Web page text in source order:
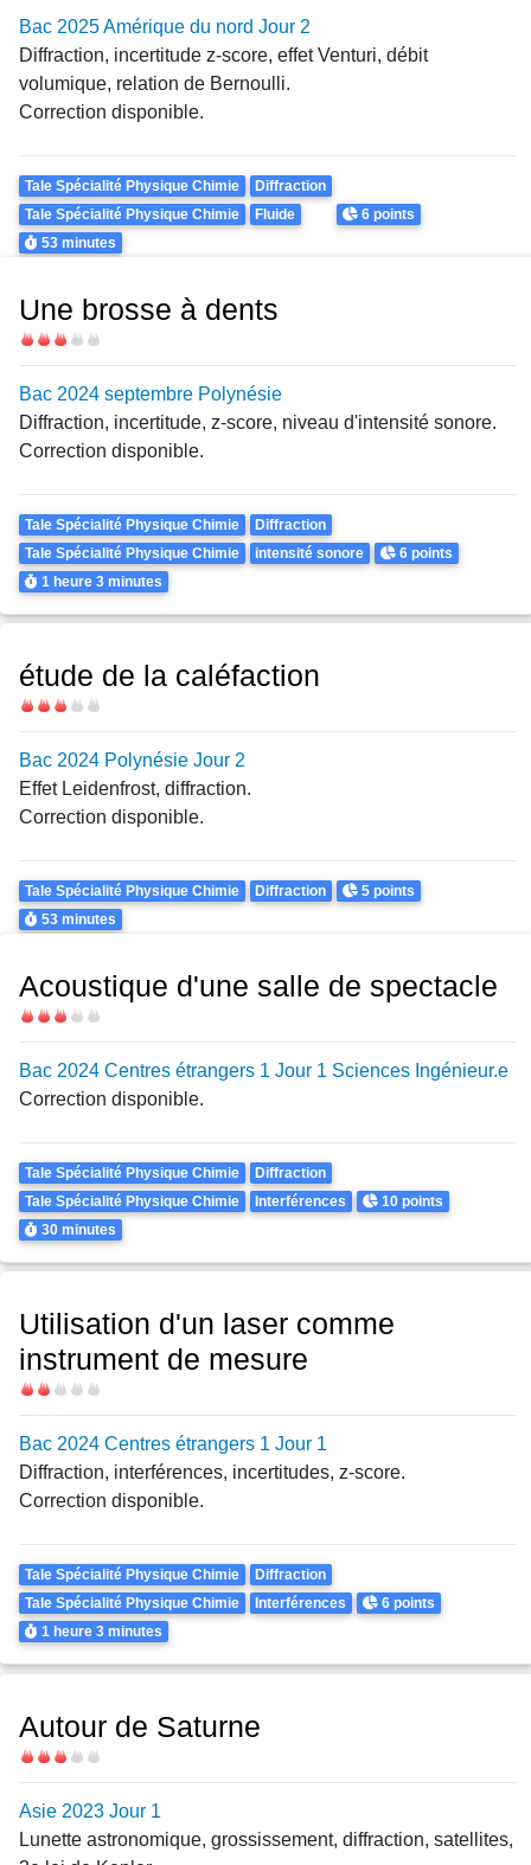
Bac 2025 Amérique du nord Jour 2
Diffraction, incertitude z-score, effet Venturi, débit
volumique, relation de Bernoulli.
Correction disponible.
Theme
Tale Spécialité Physique Chimie
Diffraction
Tale Spécialité Physique Chimie
Fluide Points
6 points
Durée
53 minutes
Une brosse à dents
Difficulté
Bac 2024 septembre Polynésie
Diffraction, incertitude, z-score, niveau d'intensité sonore.
Correction disponible.
Theme
Tale Spécialité Physique Chimie
Diffraction
Tale Spécialité Physique Chimie
intensité sonore Points
6 points
Durée
1 heure 3 minutes
étude de la caléfaction
Difficulté
Bac 2024 Polynésie Jour 2
Effet Leidenfrost, diffraction.
Correction disponible.
Theme
Tale Spécialité Physique Chimie Diffraction Points
5 points
Durée
53 minutes
Acoustique d'une salle de spectacle
Difficulté
Bac 2024 Centres étrangers 1 Jour 1 Sciences Ingénieur.e
Correction disponible.
Theme
Tale Spécialité Physique Chimie
Diffraction
Tale Spécialité Physique Chimie
Interférences Points
10 points
Durée
30 minutes
Utilisation d'un laser comme
instrument de mesure
Difficulté
Bac 2024 Centres étrangers 1 Jour 1
Diffraction, interférences, incertitudes, z-score.
Correction disponible.
Theme
Tale Spécialité Physique Chimie
Diffraction
Tale Spécialité Physique Chimie
Interférences Points
6 points
Durée
1 heure 3 minutes
Autour de Saturne
Difficulté
Asie 2023 Jour 1
Lunette astronomique, grossissement, diffraction, satellites,